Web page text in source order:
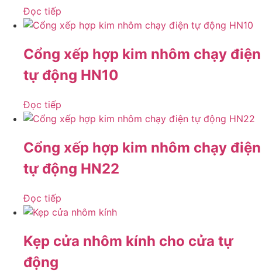
Đọc tiếp
Cổng xếp hợp kim nhôm chạy điện
tự động HN10
Đọc tiếp
Cổng xếp hợp kim nhôm chạy điện
tự động HN22
Đọc tiếp
Kẹp cửa nhôm kính cho cửa tự
động